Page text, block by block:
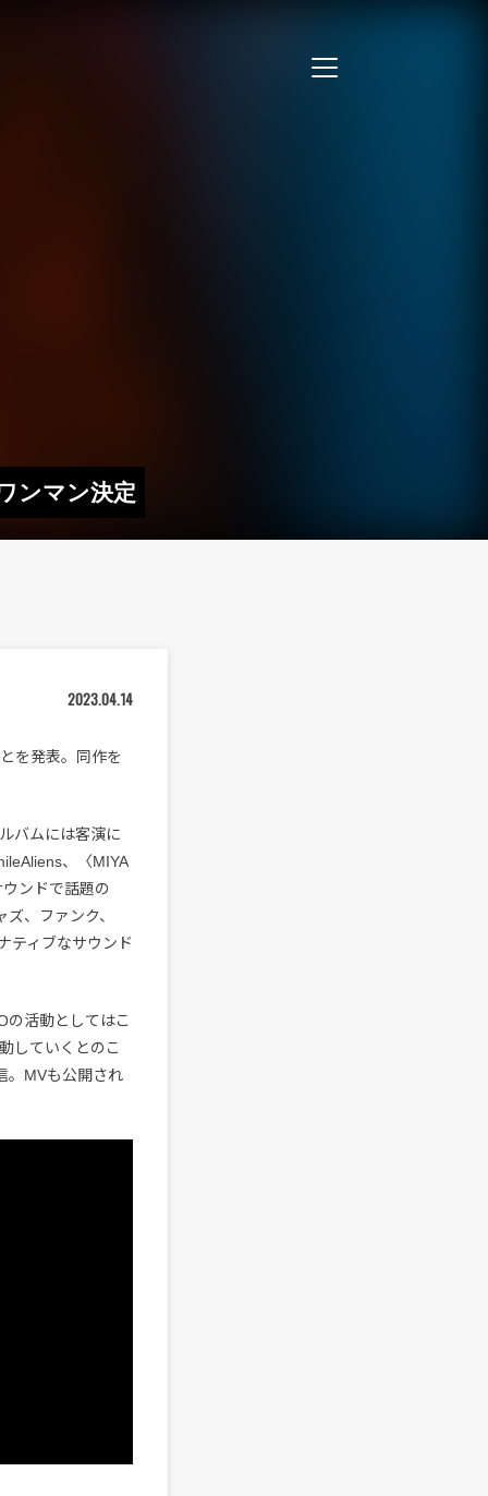
ンマン決定
2023.04.14
を発表。同作を
バムには客演に
、〈MIYA
ンドで話題の
、ファンク、
ティブなサウンド
の活動としてはこ
していくとのこ
。MVも公開され